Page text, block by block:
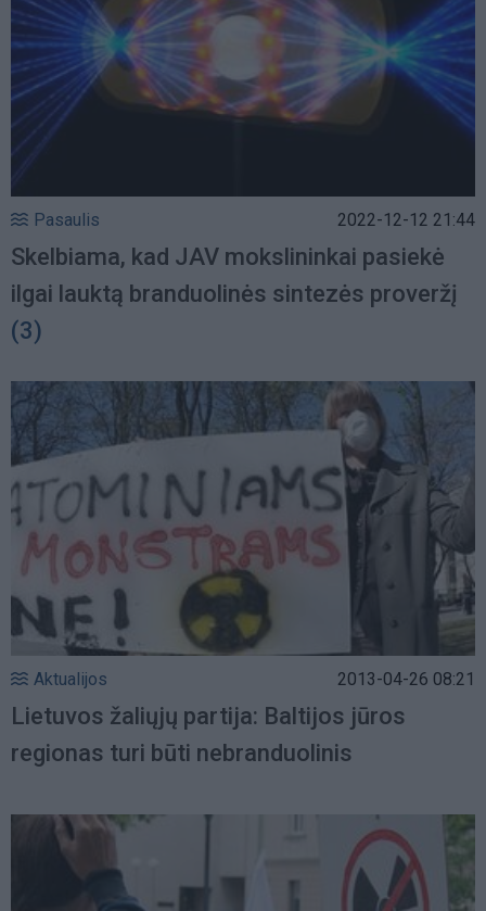
Pasaulis 2022-12-12 21:44
Skelbiama, kad JAV mokslininkai pasiekė
ilgai lauktą branduolinės sintezės proveržį
(3)
Aktualijos 2013-04-26 08:21
Lietuvos žaliųjų partija: Baltijos jūros
regionas turi būti nebranduolinis